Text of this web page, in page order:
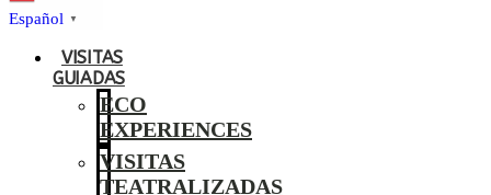
Español ▼
VISITAS
GUIADAS
ECO
EXPERIENCES
VISITAS
TEATRALIZADAS